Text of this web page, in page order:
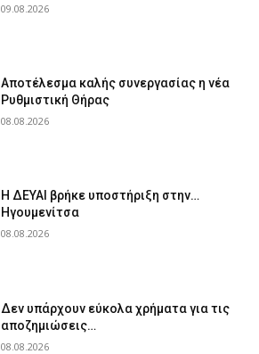
09.08.2026
Αποτέλεσμα καλής συνεργασίας η νέα
Ρυθμιστική Θήρας
08.08.2026
Η ΔΕΥΑΙ βρήκε υποστήριξη στην…
Ηγουμενίτσα
08.08.2026
Δεν υπάρχουν εύκολα χρήματα για τις
αποζημιώσεις…
08.08.2026